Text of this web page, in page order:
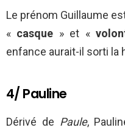
Le prénom Guillaume
« casque » et «
enfance aurait-il sorti la
4/ Pauline
Dérivé de Paule,